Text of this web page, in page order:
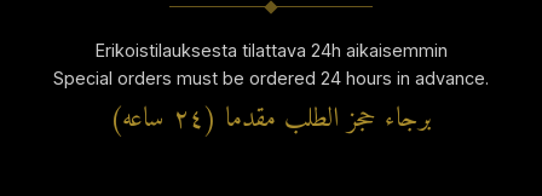
Erikoistilauksesta tilattava 24h aikaisemmin
Special orders must be ordered 24 hours in advance.
برجاء حجز الطلب مقدما (٢٤ ساعه)